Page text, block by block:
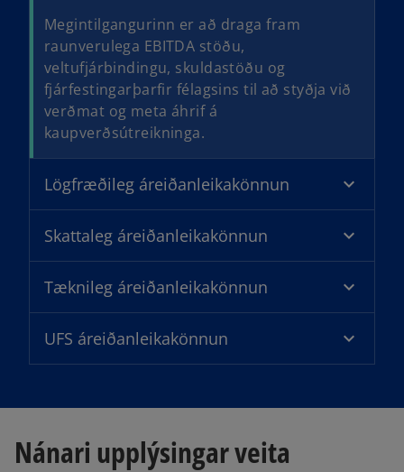
Megintilgangurinn er að draga fram
raunverulega EBITDA stöðu,
veltufjárbindingu, skuldastöðu og
fjárfestingarþarfir félagsins til að styðja við
verðmat og meta áhrif á
kaupverðsútreikninga.
Lögfræðileg áreiðanleikakönnun
Skattaleg áreiðanleikakönnun
Tæknileg áreiðanleikakönnun
UFS áreiðanleikakönnun
Nánari upplýsingar veita